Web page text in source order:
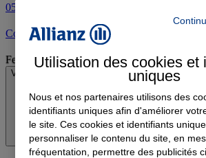
05 45 63 54 31
Contacter l'agence par e-mail
Fermé
Voir les horaires
Utilisation des cookies et
uniques
Nous et nos partenaires utilisons des
identifiants uniques afin d'améliorer
le site. Ces cookies et identifiants
personnaliser le contenu du site, en
fréquentation, permettre des publicités